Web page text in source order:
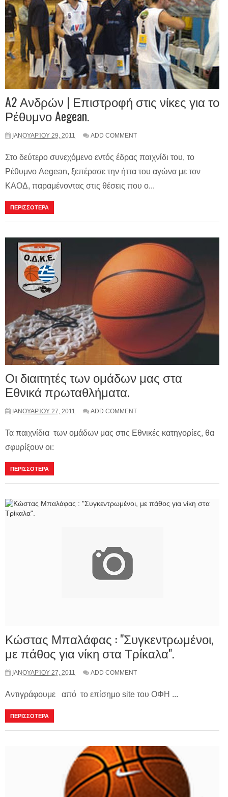
A2 Ανδρών | Επιστροφή στις νίκες για το
Ρέθυμνο Aegean.
ΙΑΝΟΥΑΡΊΟΥ 29, 2011 ADD COMMENT
Στο δεύτερο συνεχόμενο εντός έδρας παιχνίδι του, το
Ρέθυμνο Aegean, ξεπέρασε την ήττα του αγώνα με τον
ΚΑΟΔ, παραμένοντας στις θέσεις που ο...
ΠΕΡΙΣΣΟΤΕΡΑ
Οι διαιτητές των ομάδων μας στα
Εθνικά πρωταθλήματα.
ΙΑΝΟΥΑΡΊΟΥ 27, 2011 ADD COMMENT
Τα παιχνίδια των ομάδων μας στις Εθνικές κατηγορίες, θα
σφυρίξουν οι:
ΠΕΡΙΣΣΟΤΕΡΑ
Κώστας Μπαλάφας : "Συγκεντρωμένοι,
με πάθος για νίκη στα Τρίκαλα".
ΙΑΝΟΥΑΡΊΟΥ 27, 2011 ADD COMMENT
Αντιγράφουμε από το επίσημο site του ΟΦΗ ...
ΠΕΡΙΣΣΟΤΕΡΑ